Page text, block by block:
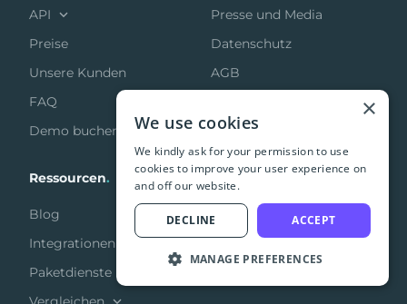
API
Preise
Unsere Kunden
FAQ
Demo buchen
Presse und Media
Datenschutz
AGB
Ressourcen.
Blog
Integrationen
Paketdienste
×
We use cookies
We kindly ask for your permission to use
cookies to improve your user experience on
and off our website.
ACCEPT
DECLINE
MANAGE PREFERENCES